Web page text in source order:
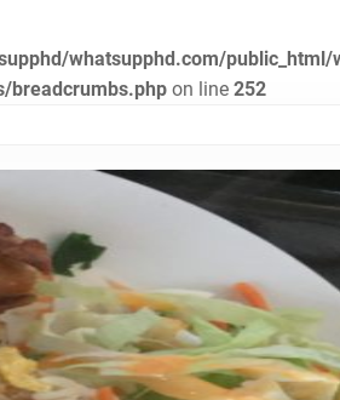
whatsupphd.com/public_html/
breadcrumbs.php on line 252